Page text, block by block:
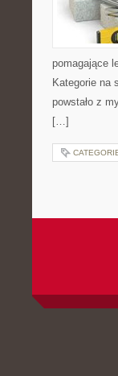
pomagające
Kategorie na
powstało z
[…]